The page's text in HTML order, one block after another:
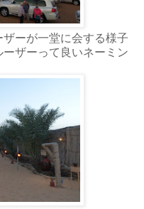
ーが一堂に会する様子
ザーって良いネーミン